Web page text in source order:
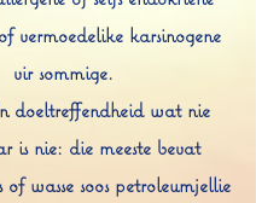
vermoedelike karsinogene
vir sommige.
doeltreffendheid wat nie
is nie: die meeste bevat
wasse soos petroleumjellie